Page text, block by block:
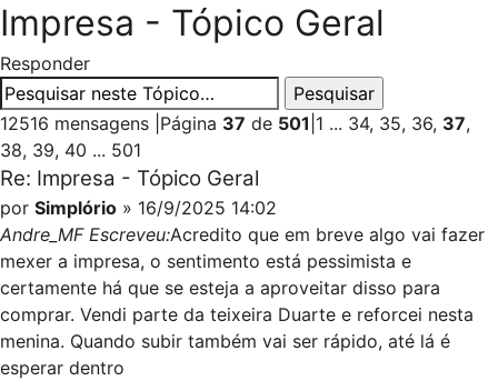
Impresa - Tópico Geral
Responder
12516 mensagens Página 37 de 501 1 ... 34, 35, 36, 37,
38, 39, 40 ... 501
Re: Impresa - Tópico Geral
por Simplório » 16/9/2025 14:02
Andre_MF Escreveu:Acredito que em breve algo vai fazer
mexer a impresa, o sentimento está pessimista e
certamente há que se esteja a aproveitar disso para
comprar. Vendi parte da teixeira Duarte e reforcei nesta
menina. Quando subir também vai ser rápido, até lá é
esperar dentro